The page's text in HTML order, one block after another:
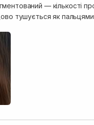
— кількості
тушується як
насиченіше. Має